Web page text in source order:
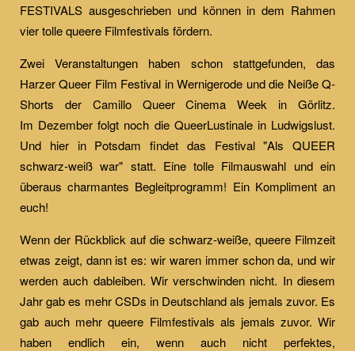
FESTIVALS ausgeschrieben und können in dem Rahmen
vier tolle queere Filmfestivals fördern.
Zwei Veranstaltungen haben schon stattgefunden, das
Harzer Queer Film Festival in Wernigerode und die Neiße Q-
Shorts der Camillo Queer Cinema Week in Görlitz.
Im Dezember folgt noch die QueerLustinale in Ludwigslust.
Und hier in Potsdam findet das Festival "Als QUEER
schwarz-weiß war" statt. Eine tolle Filmauswahl und ein
überaus charmantes Begleitprogramm! Ein Kompliment an
euch!
Wenn der Rückblick auf die schwarz-weiße, queere Filmzeit
etwas zeigt, dann ist es: wir waren immer schon da, und wir
werden auch dableiben. Wir verschwinden nicht. In diesem
Jahr gab es mehr CSDs in Deutschland als jemals zuvor. Es
gab auch mehr queere Filmfestivals als jemals zuvor. Wir
haben endlich ein, wenn auch nicht perfektes,